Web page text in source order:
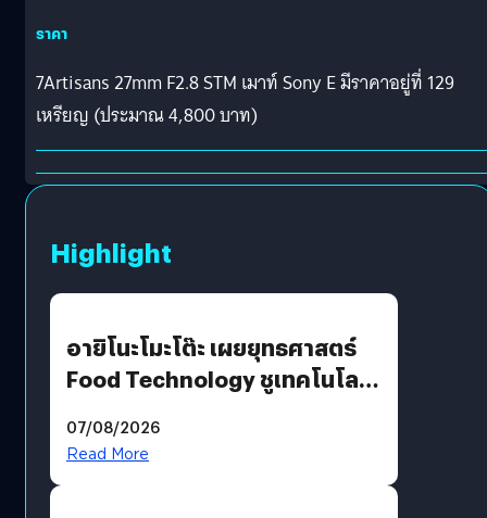
ราคา
7Artisans 27mm F2.8 STM เมาท์ Sony E มีราคาอยู่ที่ 129
เหรียญ (ประมาณ 4,800 บาท)
Highlight
อายิโนะโมะโต๊ะ เผยยุทธศาสตร์
Food Technology ชูเทคโนโลยี
บริโภคและ B2B
07/08/2026
Read More